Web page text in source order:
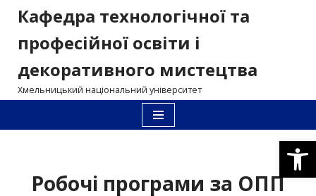
Перейти
вмісту
Кафедра технологічної та
професійної освіти і
декоративного мистецтва
Хмельницький національний університет
Робочі програми за ОПП